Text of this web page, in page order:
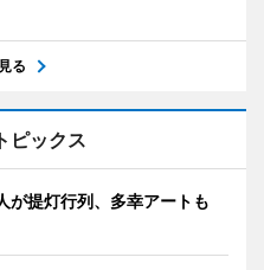
る
ピックス
提灯行列、多幸アートも